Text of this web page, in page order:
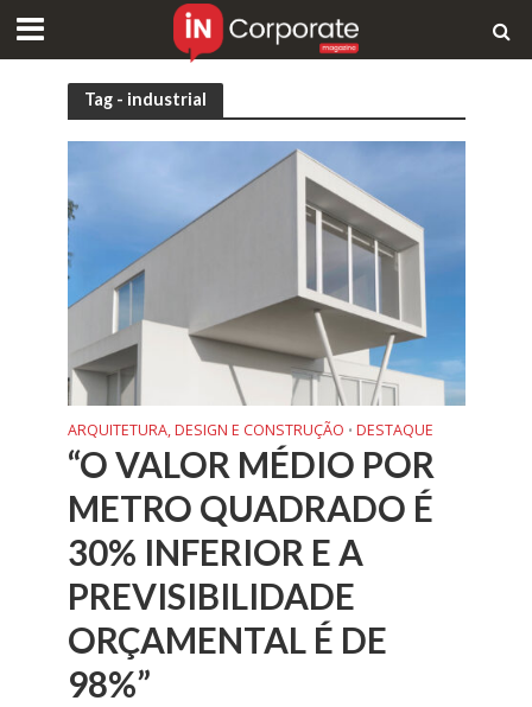
Tag - industrial
ARQUITETURA, DESIGN E CONSTRUÇÃO • DESTAQUE
“O VALOR MÉDIO POR
METRO QUADRADO É
30% INFERIOR E A
PREVISIBILIDADE
ORÇAMENTAL É DE
98%”